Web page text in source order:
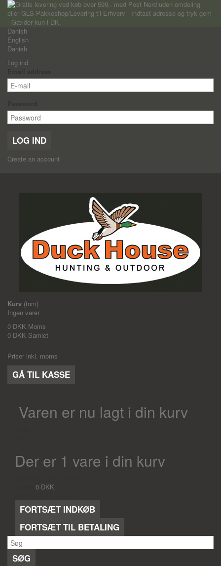
Danish
English
Danish
Log ind
LOG IND
Create an account
Kurv (tom)
Ingen varer
0 DKK Moms
0 DKK Samlet
Priser inkl. moms
GÅ TIL KASSE
Varen er nu lagt i din kurv
Der er 1 vare i din kurv
0 DKK
FORTSÆT INDKØB
FORTSÆT TIL BETALING
SØG